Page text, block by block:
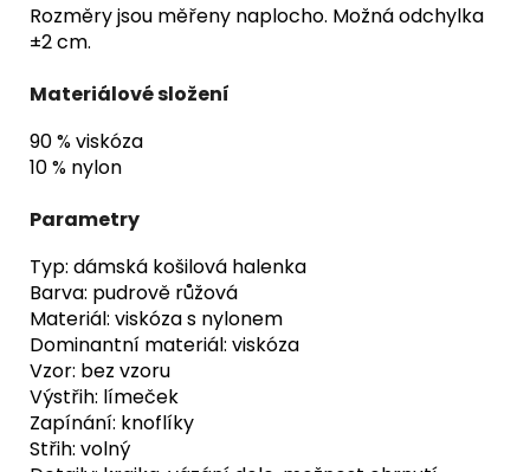
Rozměry jsou měřeny naplocho. Možná odchylka
±2 cm.
Materiálové složení
90 % viskóza
10 % nylon
Parametry
Typ: dámská košilová halenka
Barva: pudrově růžová
Materiál: viskóza s nylonem
Dominantní materiál: viskóza
Vzor: bez vzoru
Výstřih: límeček
Zapínání: knoflíky
Střih: volný